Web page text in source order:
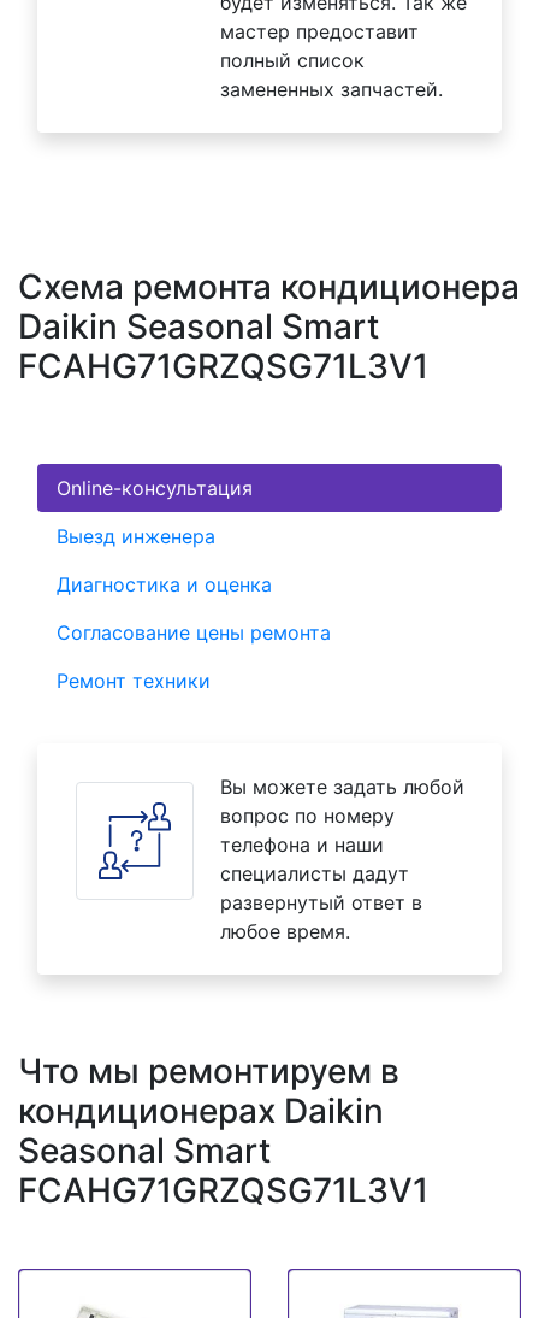
мастер предоставит
полный список
замененных запчастей.
Схема ремонта кондиционера
Daikin Seasonal Smart
FCAHG71GRZQSG71L3V1
Online-консультация
Выезд инженера
Диагностика и оценка
Согласование цены ремонта
Ремонт техники
Вы можете задать любой
вопрос по номеру
телефона и наши
специалисты дадут
развернутый ответ в
любое время.
Что мы ремонтируем в
кондиционерах Daikin
Seasonal Smart
FCAHG71GRZQSG71L3V1